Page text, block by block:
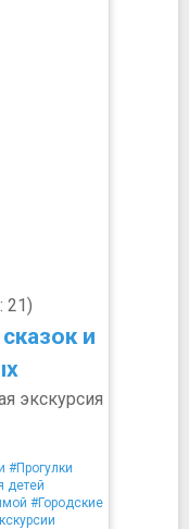
21)
и
экскурсия
#Прогулки
детей
#Городские